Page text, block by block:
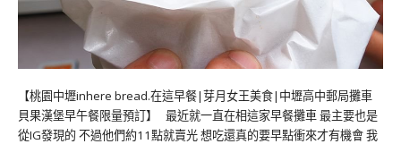
【桃園中壢inhere bread.在這早餐|芽月女王美食|中壢高中郵局攤車
貝果漢堡早午餐限量預訂】 最近就一直在相這家早餐攤車 最主要也是
從IG發現的 不過他們約11點就賣光 想吃還真的要早點衝來才有機會 我